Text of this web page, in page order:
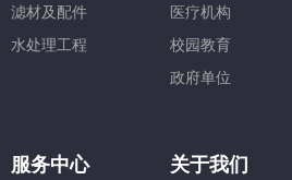
滤材及配件
水处理工程
医疗机构
校园教育
政府单位
服务中心 关于我们